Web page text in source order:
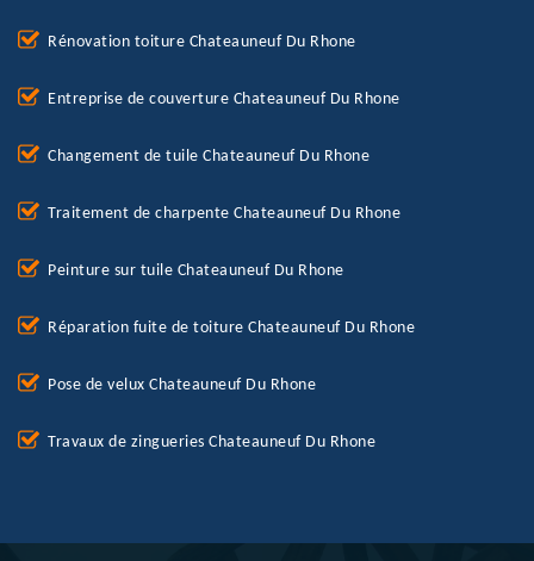
Rénovation toiture Chateauneuf Du Rhone
Entreprise de couverture Chateauneuf Du Rhone
Changement de tuile Chateauneuf Du Rhone
Traitement de charpente Chateauneuf Du Rhone
Peinture sur tuile Chateauneuf Du Rhone
Réparation fuite de toiture Chateauneuf Du Rhone
Pose de velux Chateauneuf Du Rhone
Travaux de zingueries Chateauneuf Du Rhone